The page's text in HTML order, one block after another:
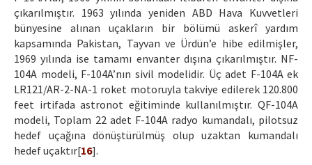
çıkarılmıştır. 1963 yılında yeniden ABD Hava Kuvvetleri
bünyesine alınan uçakların bir bölümü askerî yardım
kapsamında Pakistan, Tayvan ve Ürdün’e hibe edilmişler,
1969 yılında ise tamamı envanter dışına çıkarılmıştır. NF-
104A modeli, F-104A’nın sivil modelidir. Üç adet F-104A ek
LR121/AR-2-NA-1 roket motoruyla takviye edilerek 120.800
feet irtifada astronot eğitiminde kullanılmıştır. QF-104A
modeli, Toplam 22 adet F-104A radyo kumandalı, pilotsuz
hedef uçağına dönüştürülmüş olup uzaktan kumandalı
hedef uçaktır[16].